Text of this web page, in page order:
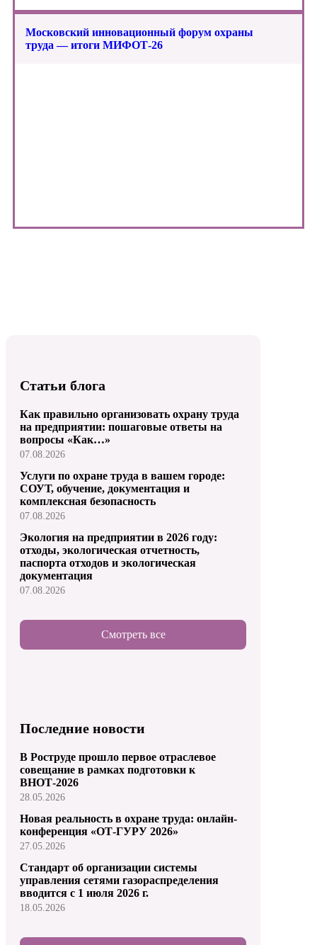
Московский инновационный форум охраны
труда — итоги МИФОТ-26
Статьи блога
Как правильно организовать охрану труда
на предприятии: пошаговые ответы на
вопросы «Как…»
07.08.2026
Услуги по охране труда в вашем городе:
СОУТ, обучение, документация и
комплексная безопасность
07.08.2026
Экология на предприятии в 2026 году:
отходы, экологическая отчетность,
паспорта отходов и экологическая
документация
07.08.2026
Смотреть все
Последние новости
В Роструде прошло первое отраслевое
совещание в рамках подготовки к
ВНОТ-2026
28.05.2026
Новая реальность в охране труда: онлайн-
конференция «ОТ-ГУРУ 2026»
27.05.2026
Стандарт об организации системы
управления сетями газораспределения
вводится с 1 июля 2026 г.
18.05.2026